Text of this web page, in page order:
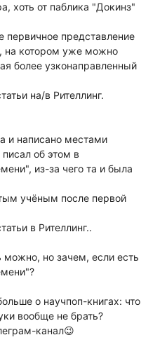
хоть от паблика "Докинз"
первичное представление
на котором уже можно
более узконаправленный
на/в Рителлинг.
и написано местами
об этом в
из-за чего та и была
учёным после первой
в Рителлинг..
можно, но зачем, если есть
о научпоп-книгах: что
вообще не брать?
канал😉